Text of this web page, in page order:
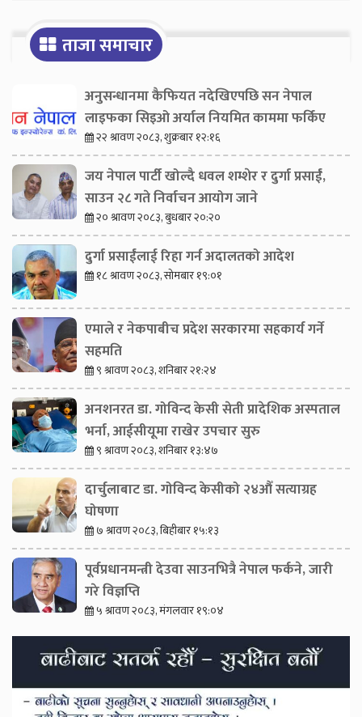
ताजा समाचार
अनुसन्धानमा कैफियत नदेखिएपछि सन नेपाल
लाइफका सिइओ अर्याल नियमित काममा फर्किए
२२ श्रावण २०८३, शुक्रबार १२:१६
जय नेपाल पार्टी खोल्दै धवल शम्शेर र दुर्गा प्रसाईं,
साउन २८ गते निर्वाचन आयोग जाने
२० श्रावण २०८३, बुधबार २०:२०
दुर्गा प्रसाईंलाई रिहा गर्न अदालतको आदेश
१८ श्रावण २०८३, सोमबार १९:०१
एमाले र नेकपाबीच प्रदेश सरकारमा सहकार्य गर्ने
सहमति
९ श्रावण २०८३, शनिबार २१:२४
अनशनरत डा. गोविन्द केसी सेती प्रादेशिक अस्पताल
भर्ना, आईसीयूमा राखेर उपचार सुरु
९ श्रावण २०८३, शनिबार १३:४७
दार्चुलाबाट डा. गोविन्द केसीको २४औँ सत्याग्रह
घोषणा
७ श्रावण २०८३, बिहीबार १५:१३
पूर्वप्रधानमन्त्री देउवा साउनभित्रै नेपाल फर्कने, जारी
गरे विज्ञप्ति
५ श्रावण २०८३, मंगलवार १९:०४